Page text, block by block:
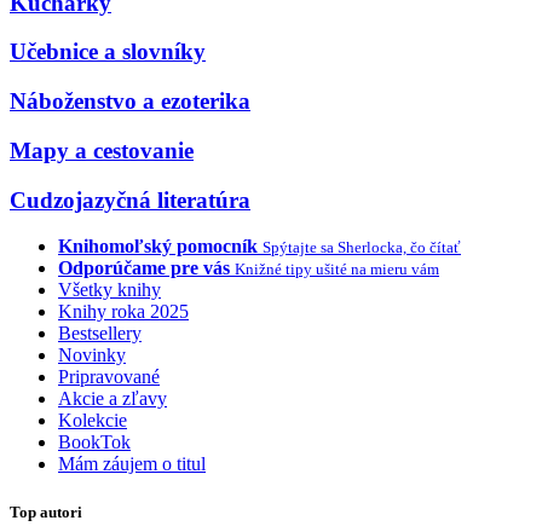
Učebnice a slovníky
Náboženstvo a ezoterika
Mapy a cestovanie
Cudzojazyčná literatúra
Knihomoľský pomocník Spýtajte sa Sherlocka, čo čítať
Odporúčame pre vás Knižné tipy ušité na mieru vám
Všetky knihy
Knihy roka 2025
Bestsellery
Novinky
Pripravované
Akcie a zľavy
Kolekcie
BookTok
Mám záujem o titul
Top autori